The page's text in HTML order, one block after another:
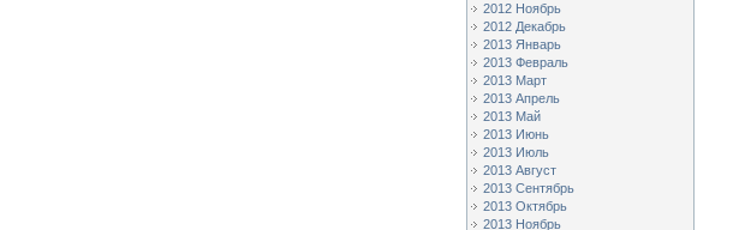
2012 Ноябрь
2012 Декабрь
2013 Январь
2013 Февраль
2013 Март
2013 Апрель
2013 Май
2013 Июнь
2013 Июль
2013 Август
2013 Сентябрь
2013 Октябрь
2013 Ноябрь